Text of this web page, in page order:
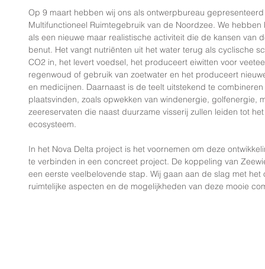
Op 9 maart hebben wij ons als ontwerpbureau
Multifunctioneel Ruimtegebruik van de Noordzee. We
als een nieuwe maar realistische activiteit die de kansen van
benut. Het vangt nutriënten uit het water terug als cyclische
CO2 in, het levert voedsel, het produceert eiwitten voor
regenwoud of gebruik van zoetwater en het produceert
en medicijnen. Daarnaast is de teelt uitstekend te
plaatsvinden, zoals opwekken van windenergie, golfenergie,
zeereservaten die naast duurzame visserij zullen leiden tot
ecosysteem.
In het Nova Delta project is het voornemen om deze
te verbinden in een concreet project. De koppeling van
een eerste veelbelovende stap. Wij gaan aan de slag met
ruimtelijke aspecten en de mogelijkheden van deze mooie